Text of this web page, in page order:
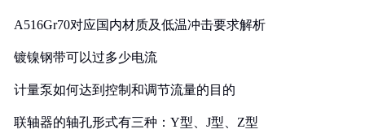
A516Gr70对应国内材质及低温冲击要求解析
镀镍钢带可以过多少电流
计量泵如何达到控制和调节流量的目的
联轴器的轴孔形式有三种：Y型、J型、Z型